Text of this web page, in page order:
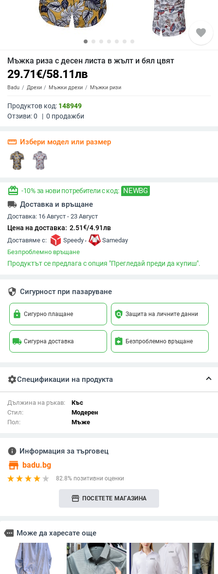
favorite
Мъжка риза с десен листа в жълт и бял цвят
29.71€/58.11лв
Badu Дрехи Мъжки дрехи Мъжки ризи
Продуктов код: 148949
Отзиви:0 | 0 продажби
straighten Избери модел или размер
redeem -10% за нови потребители с код: NEWBG
local_shipping Доставка и връщане
Доставка: 16 Август - 23 Август
Цена на доставка: 2.51€/4.91лв
Доставяме с: Speedy ,
Sameday
Безпроблемно връщане
Продуктът се предлага с опция "Прегледай преди да купиш".
security Сигурност при пазаруване
lock Сигурно плащане policy Защита на личните данни
local_shipping Сигурна доставка assignment_return Безпроблемно връщане
settingsСпецификации на продукта
Дължина на ръкав:
Къс
Стил:
Модерен
Пол:
Мъже
info Информация за търговец
store badu.bg
82.8% позитивни оценки
storefront ПОСЕТЕТЕ МАГАЗИНА
more Може да харесате още